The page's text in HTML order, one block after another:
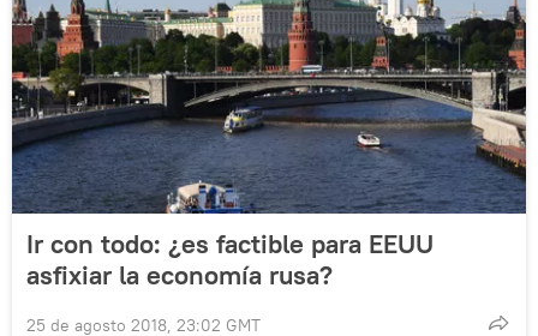
Ir con todo: ¿es factible para EEUU
asfixiar la economía rusa?
25 de agosto 2018, 23:02 GMT